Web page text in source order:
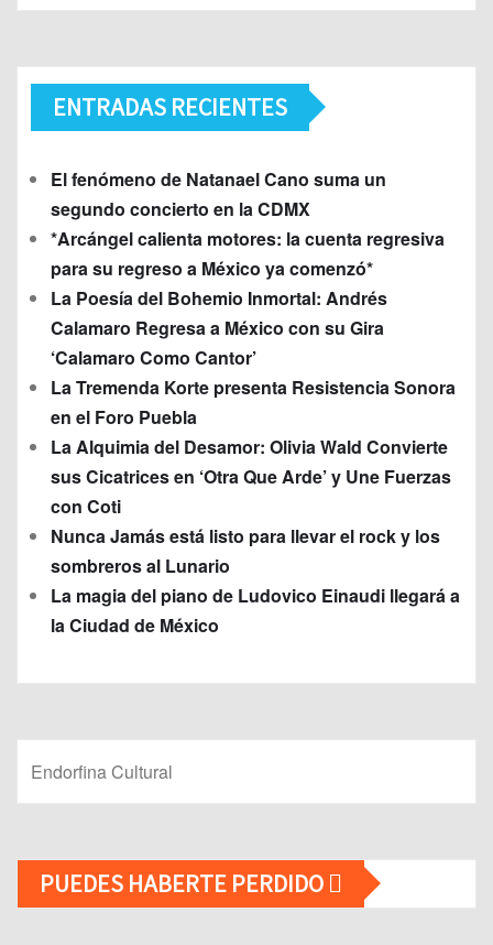
ENTRADAS RECIENTES
El fenómeno de Natanael Cano suma un
segundo concierto en la CDMX
*Arcángel calienta motores: la cuenta regresiva
para su regreso a México ya comenzó*
La Poesía del Bohemio Inmortal: Andrés
Calamaro Regresa a México con su Gira
‘Calamaro Como Cantor’
La Tremenda Korte presenta Resistencia Sonora
en el Foro Puebla
La Alquimia del Desamor: Olivia Wald Convierte
sus Cicatrices en ‘Otra Que Arde’ y Une Fuerzas
con Coti
Nunca Jamás está listo para llevar el rock y los
sombreros al Lunario
La magia del piano de Ludovico Einaudi llegará a
la Ciudad de México
Endorfina Cultural
PUEDES HABERTE PERDIDO